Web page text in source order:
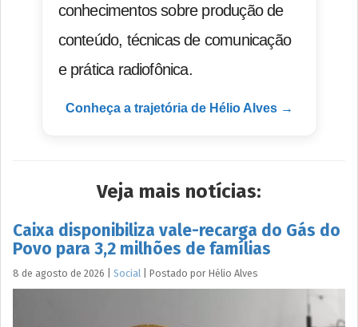
conhecimentos sobre produção de
conteúdo, técnicas de comunicação
e prática radiofônica.
Conheça a trajetória de Hélio Alves →
Veja mais notícias:
Caixa disponibiliza vale-recarga do Gás do
Povo para 3,2 milhões de famílias
8 de agosto de 2026 Social Postado por Hélio Alves